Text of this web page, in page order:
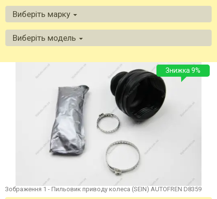
Виберіть марку
Виберіть модель
Знижка 9%
Зображення 1 - Пильовик приводу колеса (SEIN) AUTOFREN D8359